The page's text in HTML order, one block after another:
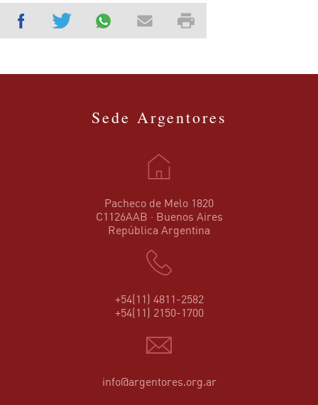
Sede Argentores
Pacheco de Melo 1820
C1126AAB · Buenos Aires
República Argentina
+54(11) 4811-2582
+54(11) 2150-1700
info@argentores.org.ar